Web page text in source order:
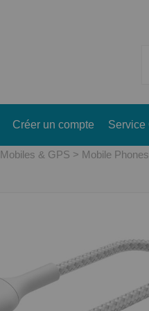
Créer un compte Service
Mobiles & GPS Mobile